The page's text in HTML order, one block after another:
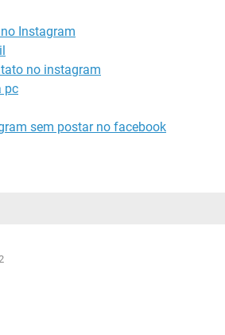
Instagram
no instagram
pc
sem postar no facebook